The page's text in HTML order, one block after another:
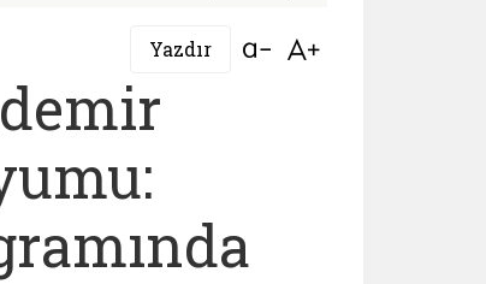
Yazdır Bağlantıyı aç